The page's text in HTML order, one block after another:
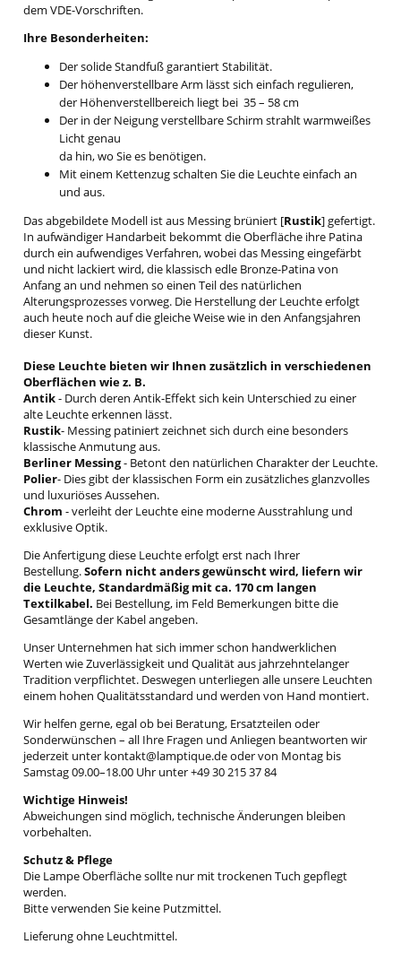
dem VDE-Vorschriften.
Ihre Besonderheiten:
Der solide Standfuß garantiert Stabilität.
Der höhenverstellbare Arm lässt sich einfach regulieren,
der Höhenverstellbereich liegt bei 35 – 58 cm
Der in der Neigung verstellbare Schirm strahlt warmweißes
Licht genau
da hin, wo Sie es benötigen.
Mit einem Kettenzug schalten Sie die Leuchte einfach an
und aus.
Das abgebildete Modell ist aus Messing brüniert [Rustik] gefertigt.
In aufwändiger Handarbeit bekommt die Oberfläche ihre Patina
durch ein aufwendiges Verfahren, wobei das Messing eingefärbt
und nicht lackiert wird, die klassisch edle Bronze-Patina von
Anfang an und nehmen so einen Teil des natürlichen
Alterungsprozesses vorweg. Die Herstellung der Leuchte erfolgt
auch heute noch auf die gleiche Weise wie in den Anfangsjahren
dieser Kunst.
Diese Leuchte bieten wir Ihnen zusätzlich in verschiedenen
Oberflächen wie z. B.
Antik- Durch deren Antik-Effekt sich kein Unterschied zu einer
alte Leuchte erkennen lässt.
Rustik- Messing patiniert zeichnet sich durch eine besonders
klassische Anmutung aus.
Berliner Messing- Betont den natürlichen Charakter der Leuchte.
Polier- Dies gibt der klassischen Form ein zusätzliches glanzvolles
und luxuriöses Aussehen.
Chrom - verleiht der Leuchte eine moderne Ausstrahlung und
exklusive Optik.
Die Anfertigung diese Leuchte erfolgt erst nach Ihrer
Bestellung.Sofern nicht anders gewünscht wird, liefern wir
die Leuchte, Standardmäßig mit ca. 170 cm langen
Textilkabel. Bei Bestellung, im Feld Bemerkungen bitte die
Gesamtlänge der Kabel angeben.
Unser Unternehmen hat sich immer schon handwerklichen
Werten wie Zuverlässigkeit und Qualität aus jahrzehntelanger
Tradition verpflichtet. Deswegen unterliegen alle unsere Leuchten
einem hohen Qualitätsstandard und werden von Hand montiert.
Wir helfen gerne, egal ob bei Beratung, Ersatzteilen oder
Sonderwünschen – all Ihre Fragen und Anliegen beantworten wir
jederzeit unter kontakt@lamptique.de oder von Montag bis
Samstag 09.00–18.00 Uhr unter +49 30 215 37 84
Wichtige Hinweis!
Abweichungen sind möglich, technische Änderungen bleiben
vorbehalten.
Schutz & Pflege
Die Lampe Oberfläche sollte nur mit trockenen Tuch gepflegt
werden.
Bitte verwenden Sie keine Putzmittel.
Lieferung ohne Leuchtmittel.